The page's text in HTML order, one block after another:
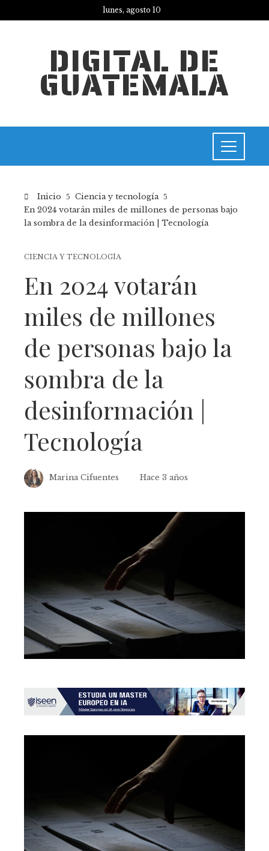
lunes, agosto 10
DIGITAL DE
GUATEMALA
Inicio
Ciencia y tecnología
En 2024 votarán miles de millones de personas bajo
la sombra de la desinformación | Tecnología
CIENCIA Y TECNOLOGÍA
En 2024 votarán
miles de millones
de personas bajo la
sombra de la
desinformación |
Tecnología
Marina Cifuentes Hace 3 años